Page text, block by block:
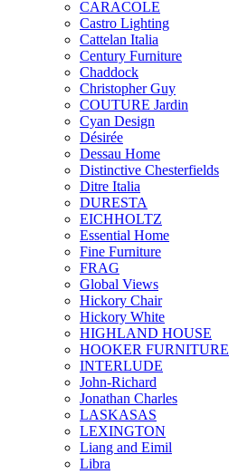
CARACOLE
Castro Lighting
Cattelan Italia
Century Furniture
Chaddock
Christopher Guy
COUTURE Jardin
Cyan Design
Désirée
Dessau Home
Distinctive Chesterfields
Ditre Italia
DURESTA
EICHHOLTZ
Essential Home
Fine Furniture
FRAG
Global Views
Hickory Chair
Hickory White
HIGHLAND HOUSE
HOOKER FURNITURE
INTERLUDE
John-Richard
Jonathan Charles
LASKASAS
LEXINGTON
Liang and Eimil
Libra